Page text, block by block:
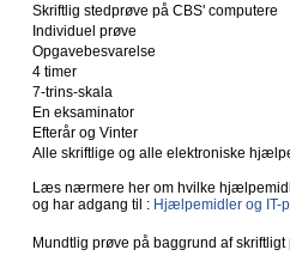
Skriftlig stedprøve på CBS' computere
Individuel prøve
Opgavebesvarelse
4 timer
7-trins-skala
En eksaminator
Efterår og Vinter
Alle skriftlige og alle elektroniske
Læs nærmere her om hvilke
og har adgang til : Hjælpemidler og IT-
Mundtlig prøve på baggrund af skriftligt